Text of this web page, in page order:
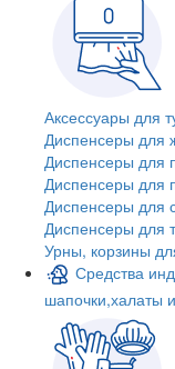
Аксессуары для
Диспенсеры для
Диспенсеры для
Диспенсеры для
Диспенсеры для
Диспенсеры для
Урны, корзины
Средства
шапочки,халаты